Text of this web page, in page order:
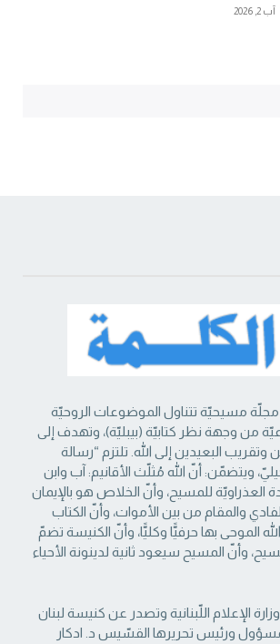
آب 2, 2026
مجلّة مسيحيّة تتناول الموضوعات الروحيّة
من ‏وجهة نظر كتابيّة (بيبليّة)، وتهدف إلى
وتقريب البعيدين إلى الله. تلتزم “رسالة
ويتضمّن: أنّ الله مُثلّث الأقانيم: آب وابن
العذراويّة ‏للمسيح، وأنّ الخلاص هو بالإيمان
والمقام من بين الأموات، وأنّ الكتاب
الموحى بها حرفيًّا وكليًّا، وأنّ الكنيسة تضمّ
وأنّ المسيح ‏سيعود ثانية لدينونة الأحياء
الإعلام اللّبنانية وتصدر عن كنيسة لبنان
‏ورئيس تحريرها القسّيس د. ادكار